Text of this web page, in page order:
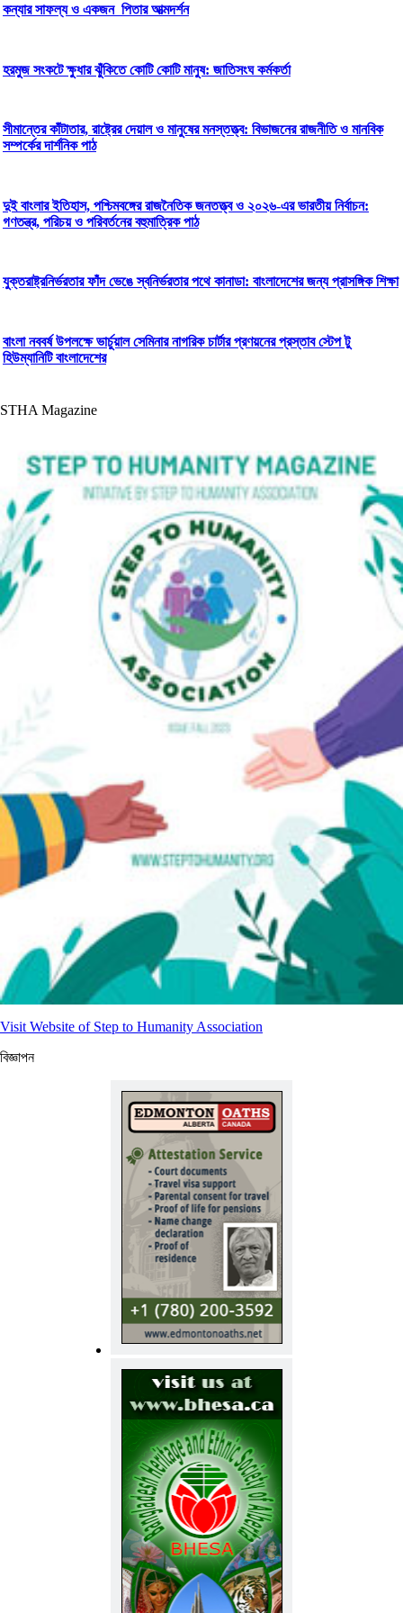
কন্যার সাফল্য ও একজন পিতার আত্মদর্শন
হরমুজ সংকটে ক্ষুধার ঝুঁকিতে কোটি কোটি মানুষ: জাতিসংঘ কর্মকর্তা
সীমান্তের কাঁটাতার, রাষ্ট্রের দেয়াল ও মানুষের মনস্তত্ত্ব: বিভাজনের রাজনীতি ও মানবিক
সম্পর্কের দার্শনিক পাঠ
দুই বাংলার ইতিহাস, পশ্চিমবঙ্গের রাজনৈতিক জনতত্ত্ব ও ২০২৬-এর ভারতীয় নির্বাচন:
গণতন্ত্র, পরিচয় ও পরিবর্তনের বহুমাত্রিক পাঠ
যুক্তরাষ্ট্রনির্ভরতার ফাঁদ ভেঙে স্বনির্ভরতার পথে কানাডা: বাংলাদেশের জন্য প্রাসঙ্গিক শিক্ষা
বাংলা নববর্ষ উপলক্ষে ভার্চুয়াল সেমিনার নাগরিক চার্টার প্রণয়নের প্রস্তাব স্টেপ টু
হিউম্যানিটি বাংলাদেশের
STHA Magazine
Visit Website of Step to Humanity Association
বিজ্ঞাপন